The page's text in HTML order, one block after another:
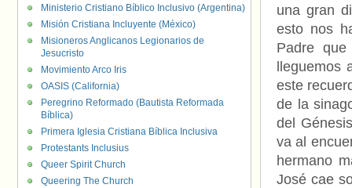
una gran
esto nos
Padre
este
de la
del
va al
hermano
José cae
Ministerio Cristiano Bíblico Inclusivo (Argentina)
Misión Cristiana Incluyente (México)
Misioneros Anglicanos Legionarios de
Jesucristo
Movimiento Arco Iris
OASIS (California)
Peregrino Reformado (Bautista Reformada
Bíblica)
Primera Iglesia Cristiana Bíblica Inclusiva
Protestants Inclusius
Queer Spirit Church
Queering The Church